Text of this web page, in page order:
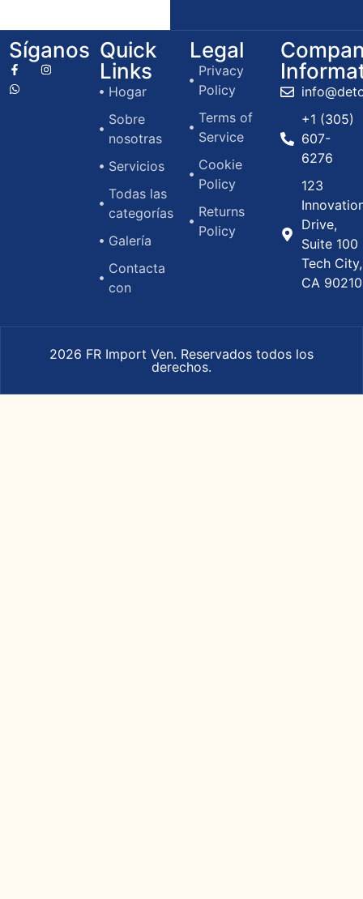
Síganos Quick
Links
Hogar
Sobre
nosotras
Servicios
Todas las
categorías
Galería
Contacta
con
Legal
Privacy
Policy
Terms of
Service
Cookie
Policy
Returns
Policy
+1 (305)
607-
6276
123
Drive,
Suite 100
Tech City,
CA 90210
2026 FR Import Ven. Reservados todos los
derechos.